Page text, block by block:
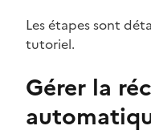
Les étapes sont
tutoriel.
Gérer la